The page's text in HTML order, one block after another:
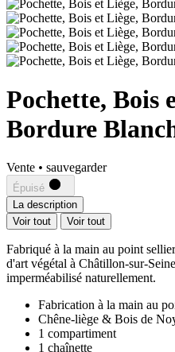
Pochette, Bois
Bordure
Vente • sauvegarder
Épuisé
La description
Voir tout
Voir tout
Fabriqué à la main au point
d'art végétal à Châtillon-sur-
imperméabilisé naturellement.
Fabrication à la main au
Chêne-liège & Bois de
1 compartiment
1 chaînette